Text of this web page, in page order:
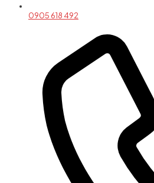
0905 618 492